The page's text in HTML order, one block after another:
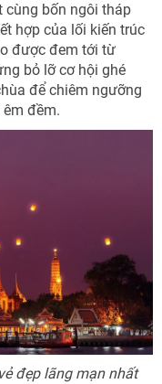
cùng bốn ngôi tháp
hợp của lối kiến trúc
được đem tới từ
bỏ lỡ cơ hội ghé
để chiêm ngưỡng
đềm.
đẹp lãng mạn nhất